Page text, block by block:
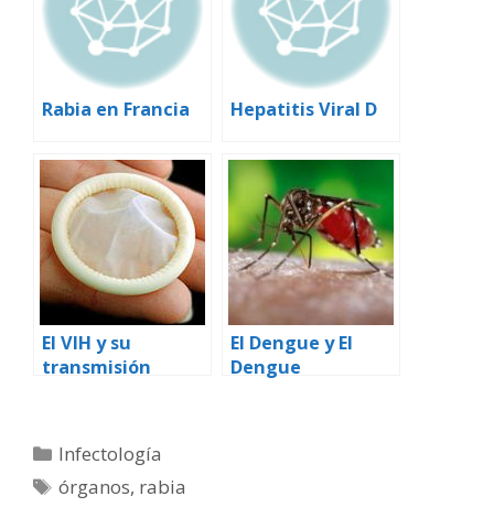
Rabia en Francia Hepatitis Viral D
El VIH y su
transmisión
El Dengue y El
Dengue
Categorías
Infectología
Etiquetas
órganos, rabia